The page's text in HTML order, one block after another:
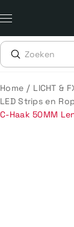
naar
content
Home / LICHT &
LED Strips en
C-Haak 50MM